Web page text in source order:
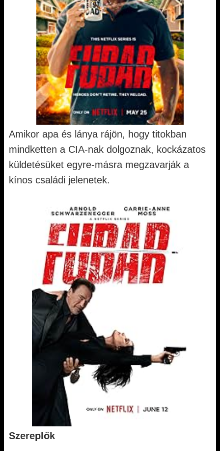
Amikor apa és lánya rájön, hogy titokban
mindketten a CIA-nak dolgoznak, kockázatos
küldetésüket egyre-másra megzavarják a
kínos családi jelenetek.
Szereplők